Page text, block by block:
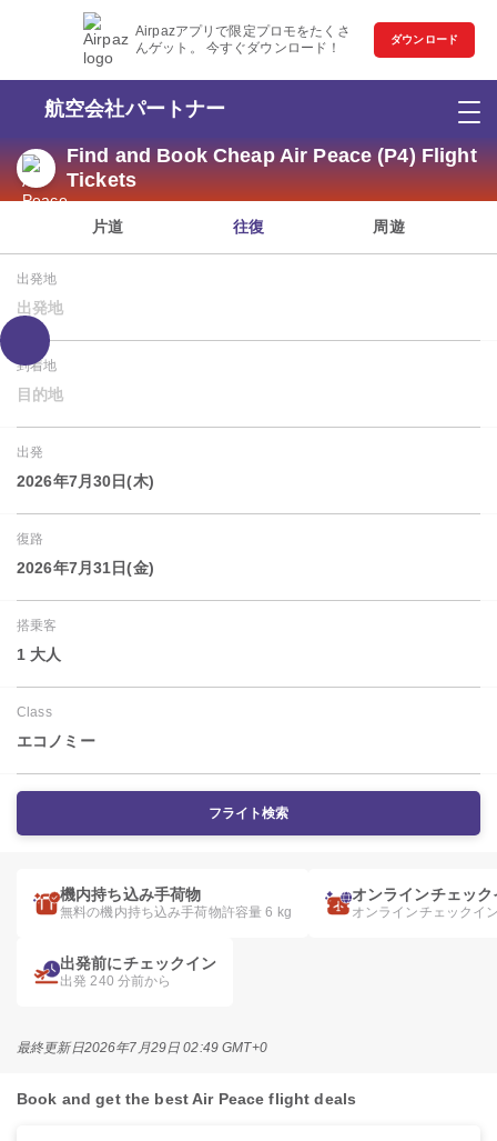
Airpazアプリで限定プロモをたくさ
んゲット。 今すぐダウンロード！
ダウンロード
航空会社パートナー
Find and Book Cheap Air Peace (P4) Flight
Tickets
片道 往復 周遊
出発地
出発地
到着地
目的地
出発
2026年7月30日(木)
復路
2026年7月31日(金)
搭乗客
1 大人
Class
エコノミー
フライト検索
機内持ち込み手荷物
無料の機内持ち込み手荷物許容量 6 kg
オンラインチェック
オンラインチェックイ
出発前にチェックイン
出発 240 分前から
最終更新日2026年7月29日 02:49 GMT+0
Book and get the best Air Peace flight deals